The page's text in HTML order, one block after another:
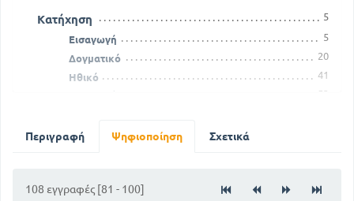
Κατήχηση 5
Εισαγωγή
5
Δογματικό
20
Ηθικό
41
53
Οι εορτές
Περιγραφή Ψηφιοποίηση Σχετικά
108 εγγραφές [81 - 100]